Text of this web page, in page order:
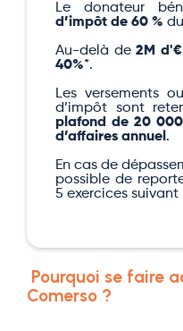
Le donateur
d’impôt de 60 %
Au-delà de2M
40%*.
Les versements
d’impôt sont
plafond de 20
d’affaires annuel .
En cas de
possible de
5 exercices suivant
Pourquoi se faire
Comerso ?